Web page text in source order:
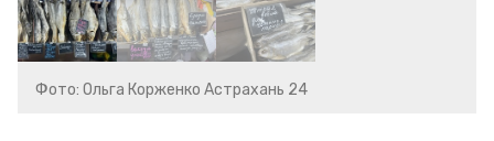
Фото: Ольга Корженко Астрахань 24